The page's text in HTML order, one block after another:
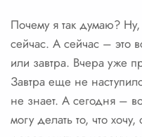
Почему я так думаю?
сейчас. А сейчас – это
или завтра. Вчера уже
Завтра еще не
не знает. А сегодня –
могу делать то, что